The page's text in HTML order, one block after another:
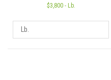
$3,800 - Lb.